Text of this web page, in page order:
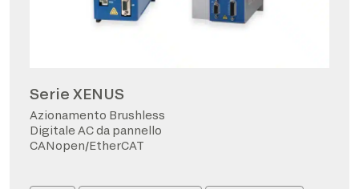
Serie XENUS
Azionamento Brushless
Digitale AC da pannello
CANopen/EtherCAT